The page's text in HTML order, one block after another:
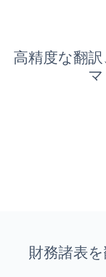
高精度な翻
財務諸表